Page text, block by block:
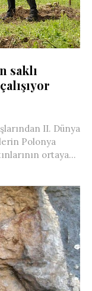
saklı
II. Dünya
Polonya
ortaya...